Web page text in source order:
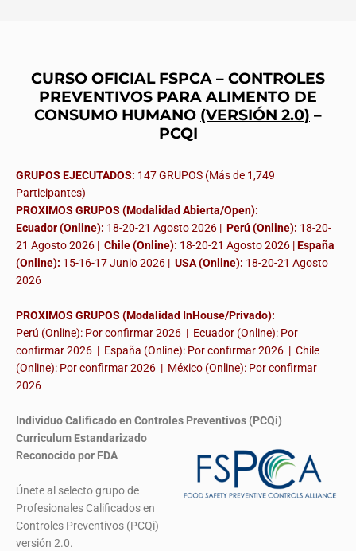
CURSO OFICIAL FSPCA – CONTROLES
PREVENTIVOS PARA ALIMENTO DE
CONSUMO HUMANO (VERSIÓN 2.0) –
PCQI
GRUPOS EJECUTADOS: 147 GRUPOS (Más de 1,749
Participantes)
PROXIMOS GRUPOS (Modalidad Abierta/Open):
Ecuador (Online): 18-20-21 Agosto 2026 | Perú (Online): 18-20-
21 Agosto 2026 | Chile (Online): 18-20-21 Agosto 2026 |España
(Online): 15-16-17 Junio 2026 | USA (Online): 18-20-21 Agosto
2026
PROXIMOS GRUPOS (Modalidad InHouse/Privado):
Perú (Online): Por confirmar 2026 | Ecuador (Online): Por
confirmar 2026 | España (Online): Por confirmar 2026 | Chile
(Online): Por confirmar 2026 | México (Online): Por confirmar
2026
Individuo Calificado en Controles Preventivos (PCQi)
Curriculum Estandarizado
Reconocido por FDA
Únete al selecto grupo de
Profesionales Calificados en
Controles Preventivos (PCQi)
versión 2.0.